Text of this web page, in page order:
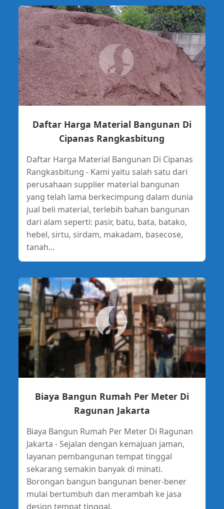
Daftar Harga Material Bangunan Di
Cipanas Rangkasbitung
Daftar Harga Material Bangunan Di Cipanas
Rangkasbitung - Kami yaitu salah satu dari
perusahaan supplier material bangunan
yang telah lama berkecimpung dalam dunia
jual beli material, terlebih bahan bangunan
dari alam seperti: pasir, batu, bata, batako,
hebel, sirtu, sirdam, makadam, basecose,
tanah...
Biaya Bangun Rumah Per Meter Di
Ragunan Jakarta
Biaya Bangun Rumah Per Meter Di Ragunan
Jakarta - Sejalan dengan kemajuan jaman,
layanan pembangunan tempat tinggal
sekarang semakin banyak di minati.
Borongan bangun bangunan bener-bener
mulai bertumbuh dan merambah ke jasa
design tempat tinggal.